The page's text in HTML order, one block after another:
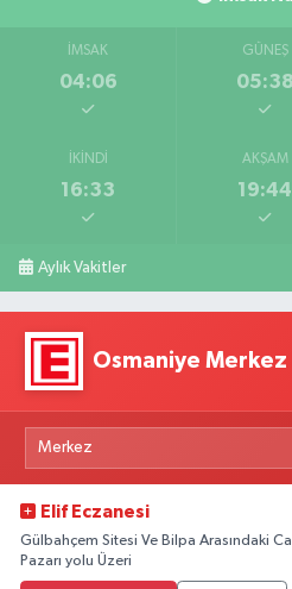
İMSAK
04:06
GÜNEŞ
05:38
İKINDI
16:33
AKŞAM
19:44
Aylık Vakitler
Osmaniye
Elif Eczanesi
Gülbahçem Sitesi Ve Bilpa Arasındaki
Pazarı yolu Üzeri